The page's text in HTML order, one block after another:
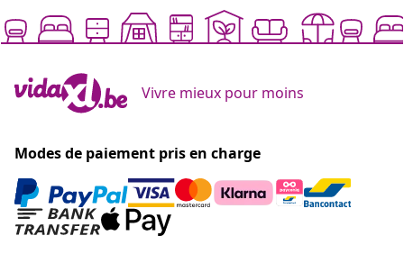
Vivre mieux pour moins
Modes de paiement pris en charge